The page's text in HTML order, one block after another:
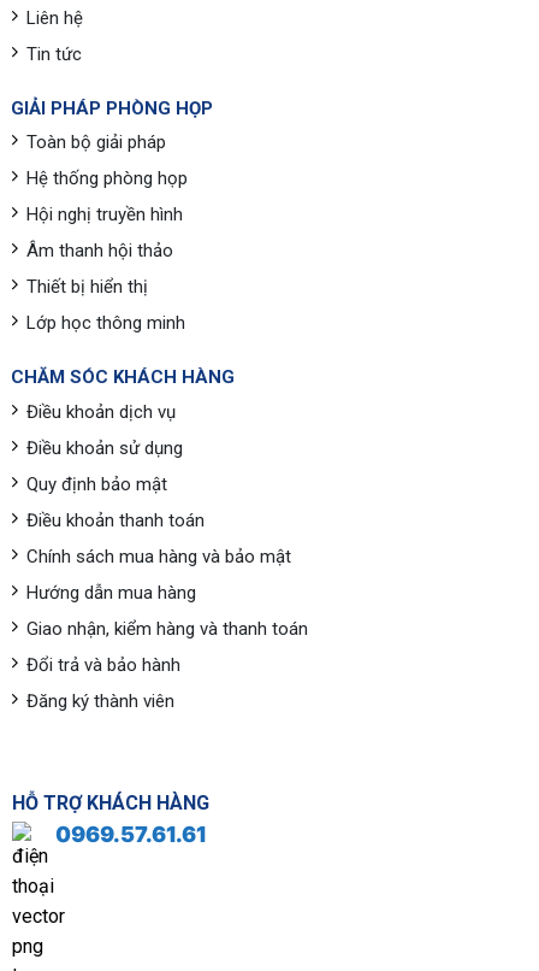
Liên hệ
Tin tức
GIẢI PHÁP PHÒNG HỌP
Toàn bộ giải pháp
Hệ thống phòng họp
Hội nghị truyền hình
Âm thanh hội thảo
Thiết bị hiển thị
Lớp học thông minh
CHĂM SÓC KHÁCH HÀNG
Điều khoản dịch vụ
Điều khoản sử dụng
Quy định bảo mật
Điều khoản thanh toán
Chính sách mua hàng và bảo mật
Hướng dẫn mua hàng
Giao nhận, kiểm hàng và thanh toán
Đổi trả và bảo hành
Đăng ký thành viên
HỖ TRỢ KHÁCH HÀNG
0969.57.61.61